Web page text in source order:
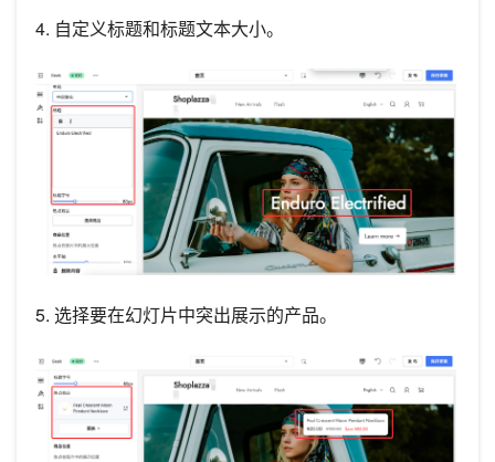
4. 自定义标题和标题文本大小。
5. 选择要在幻灯片中突出展示的产品。